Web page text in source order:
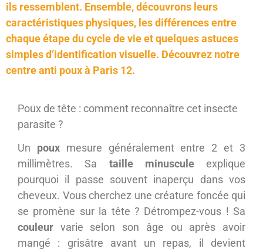
ils ressemblent. Ensemble, découvrons leurs
caractéristiques physiques, les différences entre
chaque étape du cycle de vie et quelques astuces
simples d’identification visuelle. Découvrez notre
centre anti poux à Paris 12.
Poux de tête : comment reconnaître cet insecte
parasite ?
Un pouxmesure généralement entre 2 et 3
millimètres. Sa taille minusculeexplique
pourquoi il passe souvent inaperçu dans vos
cheveux. Vous cherchez une créature foncée qui
se promène sur la tête ? Détrompez-vous ! Sa
couleur varie selon son âge ou après avoir
mangé : grisâtre avant un repas, il devient